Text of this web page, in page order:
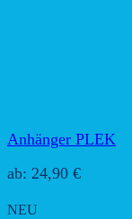
Anhänger PLEK
ab: 24,90 €
NEU